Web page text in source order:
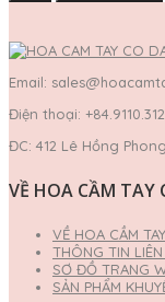
Email:
Điện thoại:
ĐC: 412 Lê Hồng
VỀ HOA CẦM TAY
VỀ HOA CẦM
THÔNG TIN LIÊN
SƠ ĐỒ TRANG
SẢN PHẨM